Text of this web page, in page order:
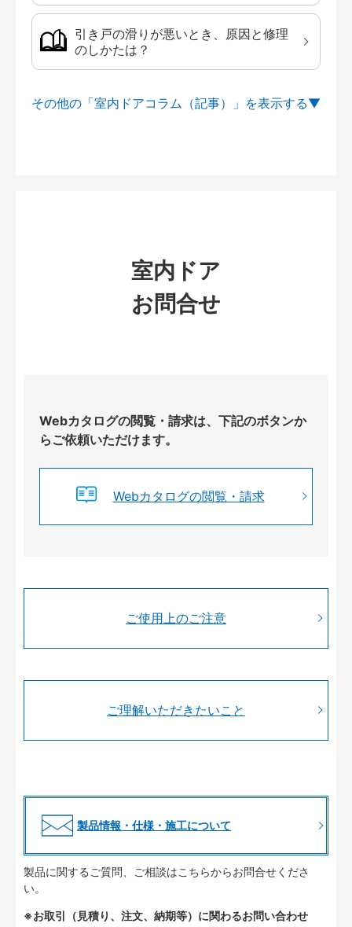
引き戸の滑りが悪いとき、原因と修理
のしかたは？
その他の「室内ドアコラム（記事）」を
室内ドア
お問合せ
Webカタログの閲覧・請求は、下記のボタンか
らご依頼いただけます。
Webカタログの閲覧・請求
ご使用上のご注意
ご理解いただきたいこと
製品情報・仕様・施工について
製品に関するご質問、ご相談はこちらからお問合せくださ
い。
※お取引（見積り、注文、納期等）に関わるお問い合わせ